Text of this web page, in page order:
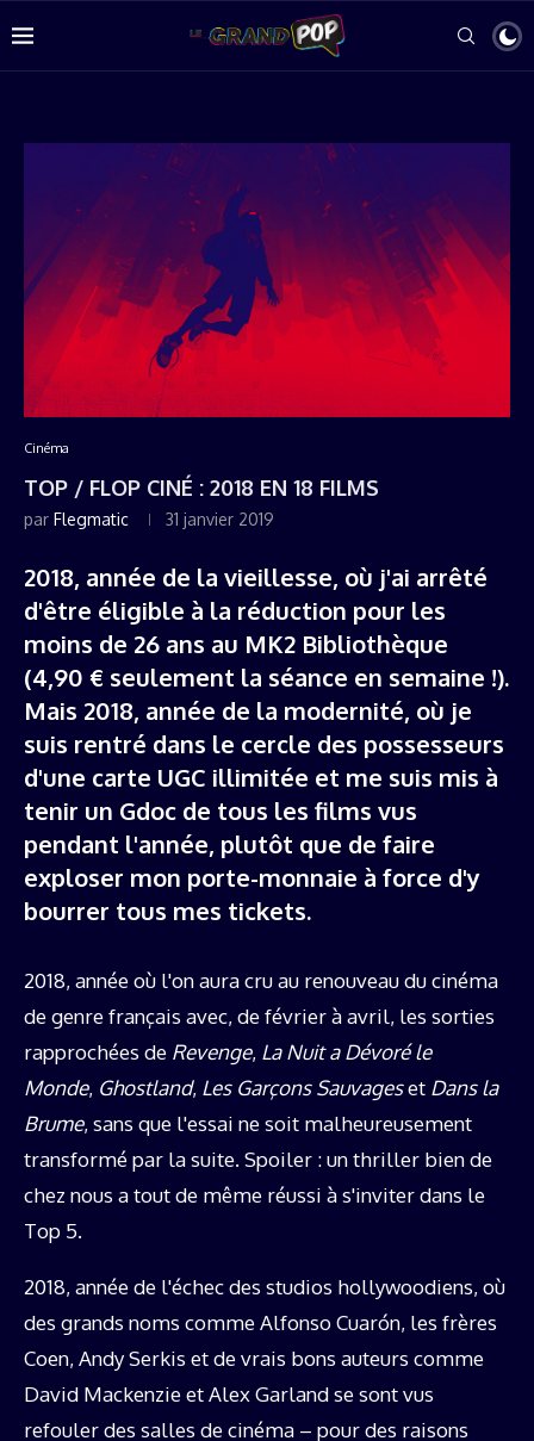
Cinéma
TOP / FLOP CINÉ : 2018 EN 18 FILMS
par Flegmatic 31 janvier 2019
2018, année de la vieillesse, où j'ai arrêté
d'être éligible à la réduction pour les
moins de 26 ans au MK2 Bibliothèque
(4,90 € seulement la séance en semaine !).
Mais 2018, année de la modernité, où je
suis rentré dans le cercle des possesseurs
d'une carte UGC illimitée et me suis mis à
tenir un Gdoc de tous les films vus
pendant l'année, plutôt que de faire
exploser mon porte-monnaie à force d'y
bourrer tous mes tickets.
2018, année où l'on aura cru au renouveau du cinéma
de genre français avec, de février à avril, les sorties
rapprochées de Revenge, La Nuit a Dévoré le
Monde, Ghostland, Les Garçons Sauvageset Dans la
Brume, sans que l'essai ne soit malheureusement
transformé par la suite. Spoiler : un thriller bien de
chez nous a tout de même réussi à s'inviter dans le
Top 5.
2018, année de l'échec des studios hollywoodiens, où
des grands noms comme Alfonso Cuarón, les frères
Coen, Andy Serkis et de vrais bons auteurs comme
David Mackenzie et Alex Garland se sont vus
refouler des salles de cinéma – pour des raisons